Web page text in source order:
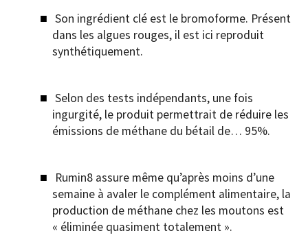
Son ingrédient clé est le bromoforme. Présent
dans les algues rouges, il est ici reproduit
synthétiquement.
Selon des tests indépendants, une fois
ingurgité, le produit permettrait de réduire les
émissions de méthane du bétail de… 95%.
Rumin8 assure même qu’après moins d’une
semaine à avaler le complément alimentaire, la
production de méthane chez les moutons est
« éliminée quasiment totalement ».